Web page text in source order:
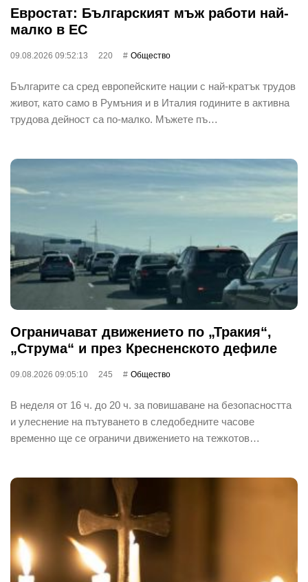
Евростат: Българският мъж работи най-
малко в ЕС
09.08.2026 09:52:13 220 Общество
Българите са сред европейските нации с най-кратък трудов
живот, като само в Румъния и в Италия годините в активна
трудова дейност са по-малко. Мъжете пъ…
Ограничават движението по „Тракия“,
„Струма“ и през Кресненското дефиле
09.08.2026 09:05:10 245 Общество
В неделя от 16 ч. до 20 ч. за повишаване на безопасността
и улеснение на пътуването в следобедните часове
временно ще се ограничи движението на тежкотов…